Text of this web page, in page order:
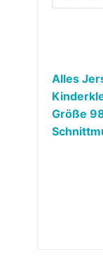
Alles
Größe